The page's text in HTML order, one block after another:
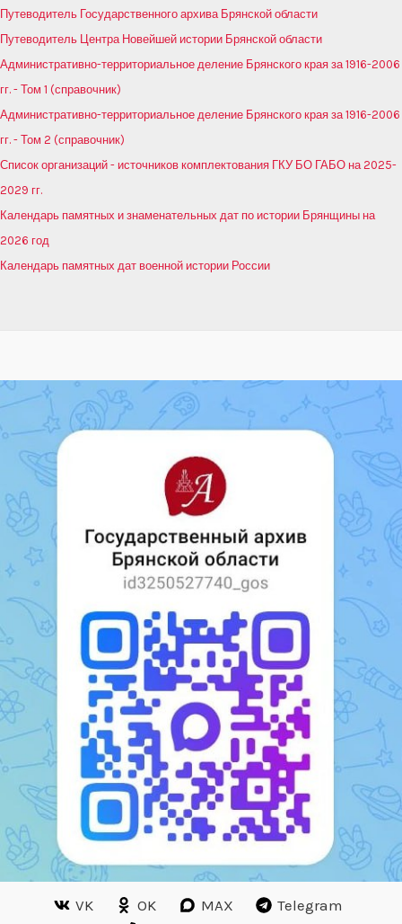
Путеводитель Государственного архива Брянской области
Путеводитель Центра Новейшей истории Брянской области
Административно-территориальное деление Брянского края за 1916-2006
гг. - Том 1 (справочник)
Административно-территориальное деление Брянского края за 1916-2006
гг. - Том 2 (справочник)
Список организаций - источников комплектования ГКУ БО ГАБО на 2025-
2029 гг.
Календарь памятных и знаменательных дат по истории Брянщины на
2026 год
Календарь памятных дат военной истории России
VK OK MAX
Telegram